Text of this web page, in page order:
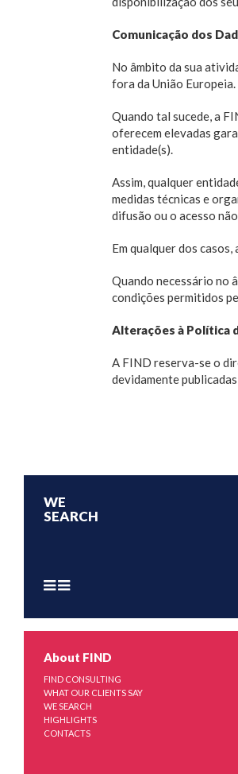
Comunicação dos
No âmbito da sua
fora da União
Quando tal sucede, a
oferecem elevadas
entidade(s).
Assim, qualquer
medidas técnicas e
difusão ou o acesso
Em qualquer dos
Quando necessário no
condições permitidos
Alterações à Política
A FIND reserva-se o
devidamente
WE
SEARCH
About FIND
FIND CONSULTING
WHAT OUR CLIENTS SAY
WE SEARCH
HIGHLIGHTS
CONTACTS